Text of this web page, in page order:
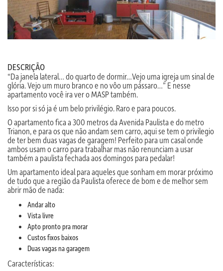
DESCRIÇÃO
“Da janela lateral… do quarto de dormir…Vejo uma igreja um sinal de
glória. Vejo um muro branco e no vôo um pássaro…” E nesse
apartamento você ira ver o MASP também.
Isso por si só ja é um belo privilégio. Raro e para poucos.
O apartamento fica a 300 metros da Avenida Paulista e do metro
Trianon, e para os que não andam sem carro, aqui se tem o privilegio
de ter bem duas vagas de garagem! Perfeito para um casal onde
ambos usam o carro para trabalhar mas não renunciam a usar
também a paulista fechada aos domingos para pedalar!
Um apartamento ideal para aqueles que sonham em morar próximo
de tudo que a região da Paulista oferece de bom e de melhor sem
abrir mão de nada:
Andar alto
Vista livre
Apto pronto pra morar
Custos fixos baixos
Duas vagas na garagem
Características: